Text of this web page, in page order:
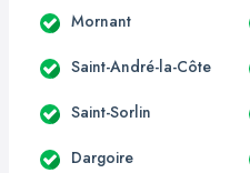
Mornant
Saint-André-la-Côte
Saint-Sorlin
Dargoire